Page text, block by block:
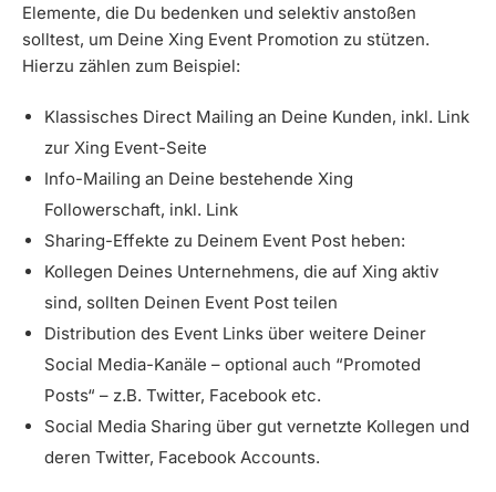
Elemente, die Du bedenken und selektiv anstoßen
solltest, um Deine Xing Event Promotion zu stützen.
Hierzu zählen zum Beispiel:
Klassisches Direct Mailing an Deine Kunden, inkl. Link
zur Xing Event-Seite
Info-Mailing an Deine bestehende Xing
Followerschaft, inkl. Link
Sharing-Effekte zu Deinem Event Post heben:
Kollegen Deines Unternehmens, die auf Xing aktiv
sind, sollten Deinen Event Post teilen
Distribution des Event Links über weitere Deiner
Social Media-Kanäle – optional auch “Promoted
Posts“ – z.B. Twitter, Facebook etc.
Social Media Sharing über gut vernetzte Kollegen und
deren Twitter, Facebook Accounts.